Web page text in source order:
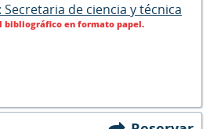
Secretaria de ciencia y técnica
bibliográfico en formato papel.